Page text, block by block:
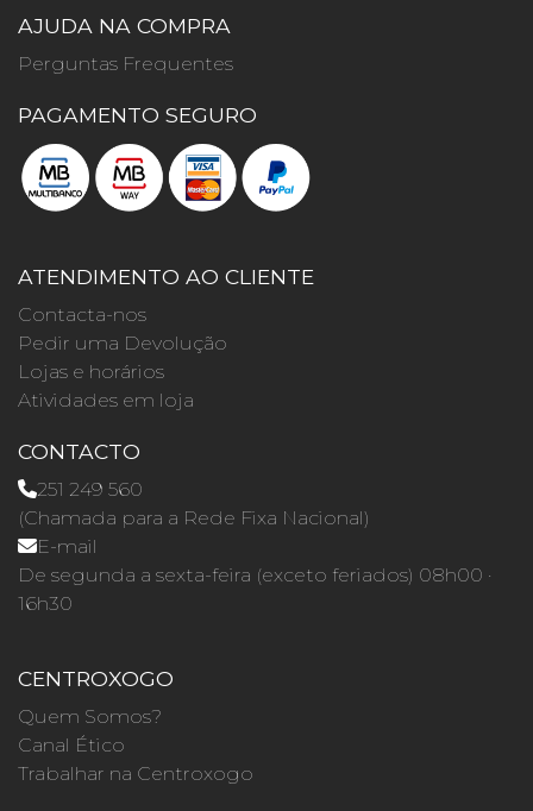
AJUDA NA COMPRA
Perguntas Frequentes
PAGAMENTO SEGURO
ATENDIMENTO AO CLIENTE
Contacta-nos
Pedir uma Devolução
Lojas e horários
Atividades em loja
CONTACTO
251 249 560
(Chamada para a Rede Fixa Nacional)
E-mail
De segunda a sexta-feira (exceto feriados) 08h00 ·
16h30
CENTROXOGO
Quem Somos?
Canal Ético
Trabalhar na Centroxogo